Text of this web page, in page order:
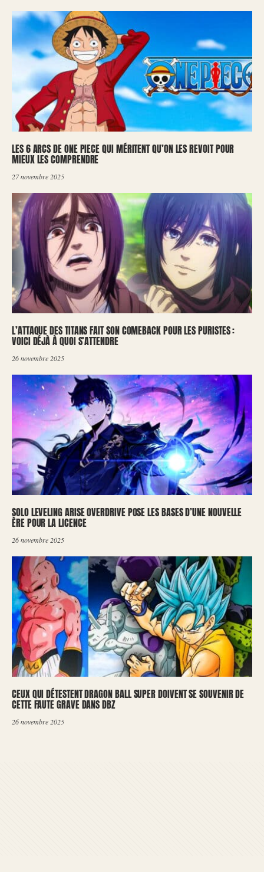
LES 6 ARCS DE ONE PIECE QUI MÉRITENT QU’ON LES REVOIT POUR
MIEUX LES COMPRENDRE
27 novembre 2025
L’ATTAQUE DES TITANS FAIT SON COMEBACK POUR LES PURISTES :
VOICI DÉJÀ À QUOI S’ATTENDRE
26 novembre 2025
SOLO LEVELING ARISE OVERDRIVE POSE LES BASES D’UNE NOUVELLE
ÈRE POUR LA LICENCE
26 novembre 2025
CEUX QUI DÉTESTENT DRAGON BALL SUPER DOIVENT SE SOUVENIR DE
CETTE FAUTE GRAVE DANS DBZ
26 novembre 2025